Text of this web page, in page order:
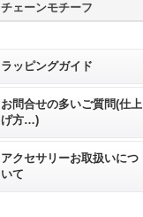
チェーンモチーフ
ラッピングガイド
お問合せの多いご質問(仕上
げ方…)
アクセサリーお取扱いにつ
いて